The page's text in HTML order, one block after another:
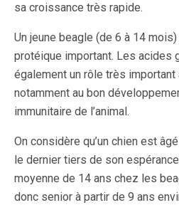
sa croissance très rapide.
Un jeune beagle (de 6 à 14
protéique important. Les acides
également un rôle très
notamment au bon
immunitaire de l’animal.
On considère qu’un chien est
le dernier tiers de son
moyenne de 14 ans chez les
donc senior à partir de 9 ans